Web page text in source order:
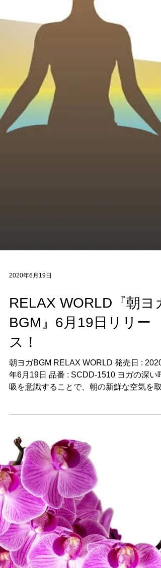
2020年6月19日
RELAX WORLD『朝ヨ
BGM』6月19日リリー
年6月19日 品番 : SCDD-1510 ヨガの深い呼
吸を意識することで、朝の新鮮な空気を取
込み、すっきりすることができます。自律
経が整えられることで、体が目覚め、頭が
リアな状態になるため、集中力アップや仕
事...